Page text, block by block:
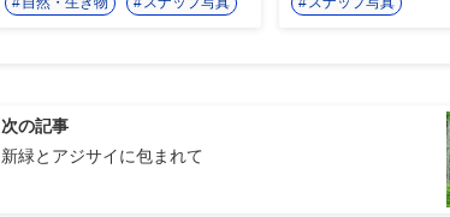
次の記事
新緑とアジサイに包まれて